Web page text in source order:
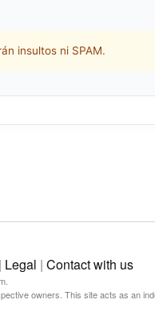
insultos ni SPAM.
| Legal | Contact with us
owners. This site acts as an